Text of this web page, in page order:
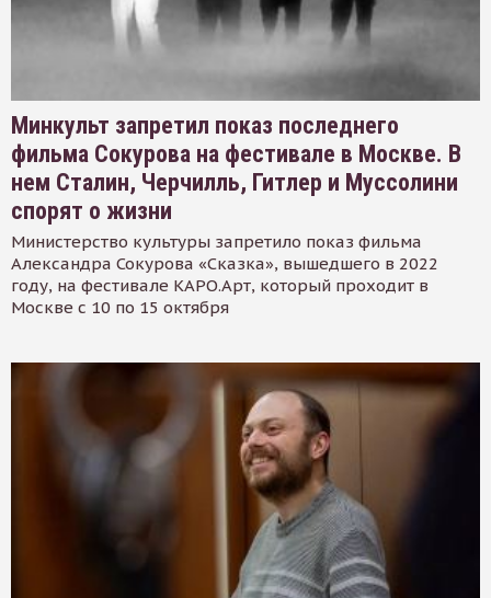
Минкульт запретил показ последнего
фильма Сокурова на фестивале в Москве. В
нем Сталин, Черчилль, Гитлер и Муссолини
спорят о жизни
Министерство культуры запретило показ фильма
Александра Сокурова «Сказка», вышедшего в 2022
году, на фестивале КАРО.Арт, который проходит в
Москве с 10 по 15 октября